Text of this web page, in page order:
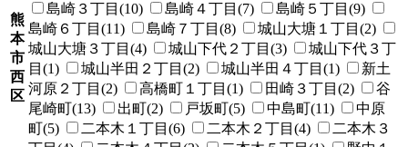
熊
本
市
西
区
島崎３丁目(10)
島崎４丁目(7)
島崎５丁目(9)
島崎６丁目(11)
島崎７丁目(8)
城山大塘１丁目(2)
城山大塘３丁目(4)
城山下代２丁目(3)
城山下代３丁
目(1)
城山半田２丁目(2) 城山半田４丁目(1)
新土
河原２丁目(2)
高橋町１丁目(1) 田崎３丁目(2)
谷
尾崎町(13)
出町(2) 戸坂町(5) 中島町(11)
中原
町(5)
二本木１丁目(6) 二本木２丁目(4)
二本木３